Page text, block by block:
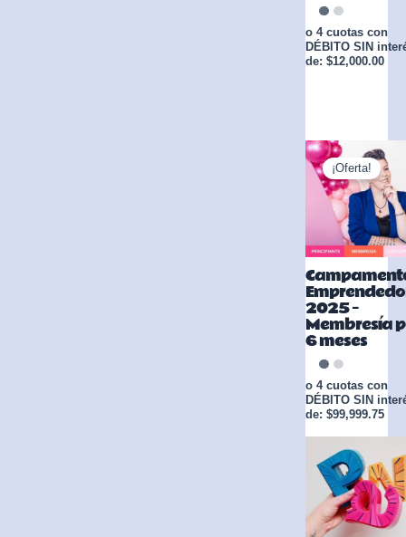
o 4 cuotas con
DÉBITO SIN
de: $12,000.00
¡Oferta!
2025 –
Membresía
6 meses
o 4 cuotas con
DÉBITO SIN
de: $99,999.75